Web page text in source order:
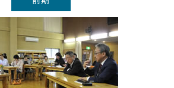
のレポートを公開しまし
シンキング」のレポートを公
。
発想法」のレポートを公開